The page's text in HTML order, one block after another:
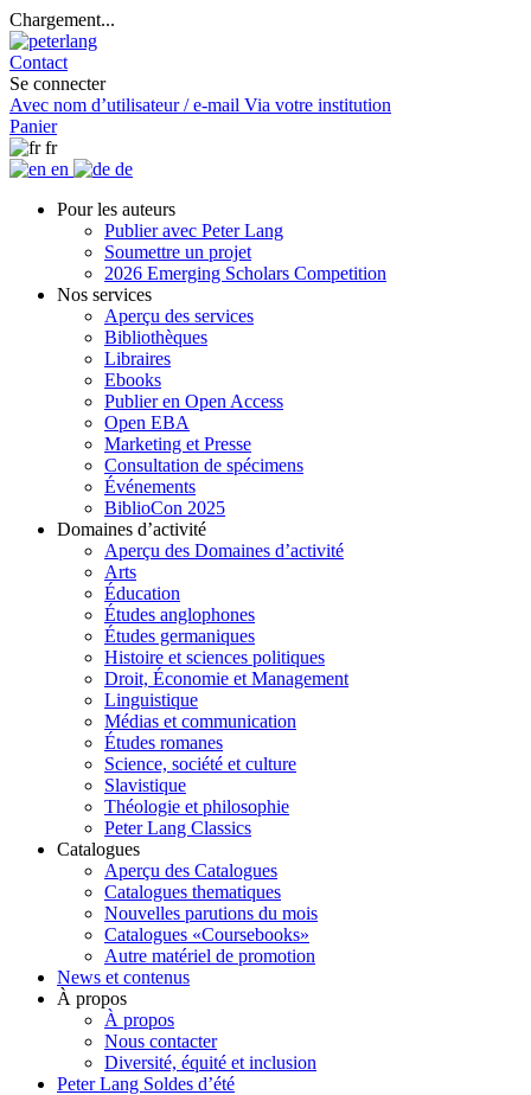
Chargement...
Contact
Se connecter
Avec nom d’utilisateur / e-mail Via votre institution
Panier
fr
en
de
Pour les auteurs
Publier avec Peter Lang
Soumettre un projet
2026 Emerging Scholars Competition
Nos services
Aperçu des services
Bibliothèques
Libraires
Ebooks
Publier en Open Access
Open EBA
Marketing et Presse
Consultation de spécimens
Événements
BiblioCon 2025
Domaines d’activité
Aperçu des Domaines d’activité
Arts
Éducation
Études anglophones
Études germaniques
Histoire et sciences politiques
Droit, Économie et Management
Linguistique
Médias et communication
Études romanes
Science, société et culture
Slavistique
Théologie et philosophie
Peter Lang Classics
Catalogues
Aperçu des Catalogues
Catalogues thematiques
Nouvelles parutions du mois
Catalogues «Coursebooks»
Autre matériel de promotion
News et contenus
À propos
À propos
Nous contacter
Diversité, équité et inclusion
Peter Lang Soldes d’été